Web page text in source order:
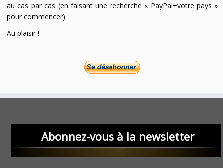
au cas par cas (en faisant une recherche « PayPal+votre pays »
pour commencer).
Au plaisir !
Abonnez-vous à la newsletter